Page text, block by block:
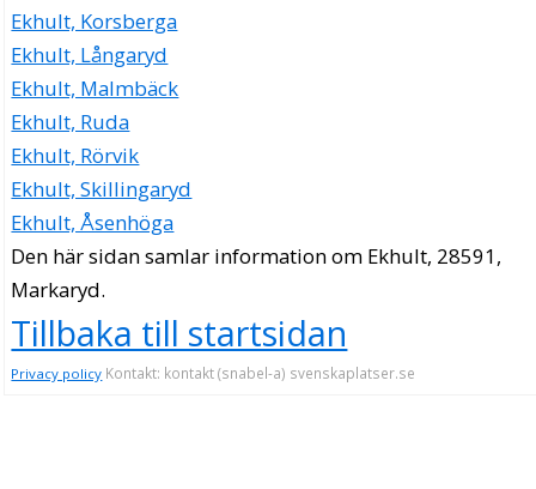
Ekhult, Korsberga
Ekhult, Långaryd
Ekhult, Malmbäck
Ekhult, Ruda
Ekhult, Rörvik
Ekhult, Skillingaryd
Ekhult, Åsenhöga
Den här sidan samlar information om Ekhult, 28591,
Markaryd.
Tillbaka till startsidan
Privacy policy Kontakt: kontakt (snabel-a) svenskaplatser.se